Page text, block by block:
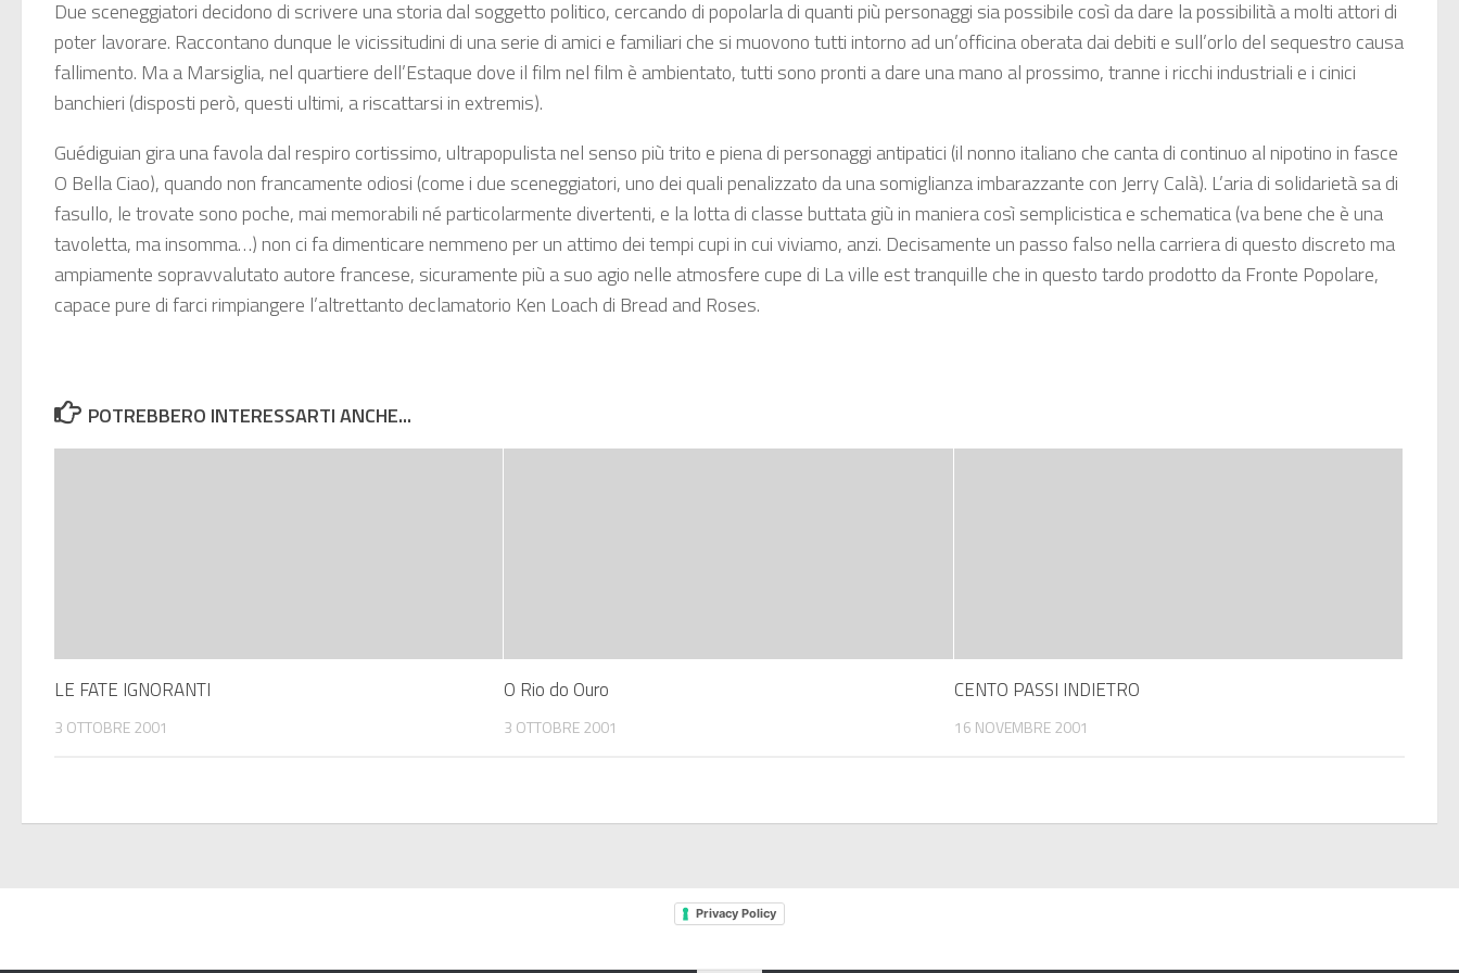
Due sceneggiatori decidono di scrivere una storia dal soggetto politico, cercando di popolarla di quanti più personaggi sia possibile così da dare la possibilità a molti attori di
poter lavorare. Raccontano dunque le vicissitudini di una serie di amici e familiari che si muovono tutti intorno ad un’officina oberata dai debiti e sull’orlo del sequestro causa
fallimento. Ma a Marsiglia, nel quartiere dell’Estaque dove il film nel film è ambientato, tutti sono pronti a dare una mano al prossimo, tranne i ricchi industriali e i cinici
banchieri (disposti però, questi ultimi, a riscattarsi in extremis).
Guédiguian gira una favola dal respiro cortissimo, ultrapopulista nel senso più trito e piena di personaggi antipatici (il nonno italiano che canta di continuo al nipotino in fasce
O Bella Ciao), quando non francamente odiosi (come i due sceneggiatori, uno dei quali penalizzato da una somiglianza imbarazzante con Jerry Calà). L’aria di solidarietà sa di
fasullo, le trovate sono poche, mai memorabili né particolarmente divertenti, e la lotta di classe buttata giù in maniera così semplicistica e schematica (va bene che è una
tavoletta, ma insomma…) non ci fa dimenticare nemmeno per un attimo dei tempi cupi in cui viviamo, anzi. Decisamente un passo falso nella carriera di questo discreto ma
ampiamente sopravvalutato autore francese, sicuramente più a suo agio nelle atmosfere cupe di La ville est tranquille che in questo tardo prodotto da Fronte Popolare,
capace pure di farci rimpiangere l’altrettanto declamatorio Ken Loach di Bread and Roses.
POTREBBERO INTERESSARTI ANCHE...
LE FATE IGNORANTI
3 OTTOBRE 2001
O Rio do Ouro
3 OTTOBRE 2001
CENTO PASSI INDIETRO
16 NOVEMBRE 2001
Privacy Policy